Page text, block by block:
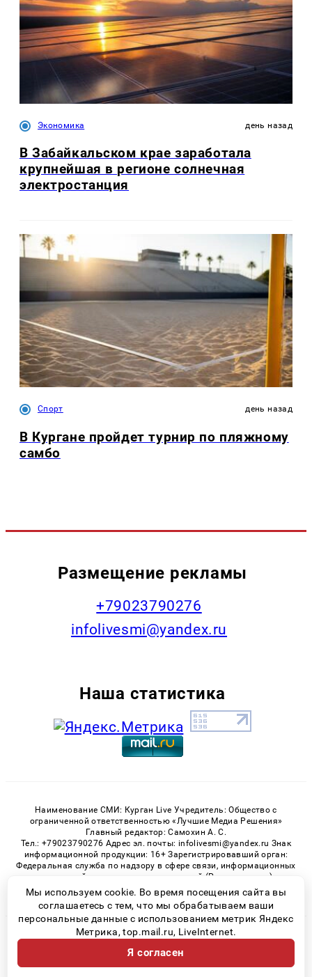
Экономика день назад
В Забайкальском крае заработала
крупнейшая в регионе солнечная
электростанция
Спорт день назад
В Кургане пройдет турнир по пляжному
самбо
Размещение рекламы
+79023790276
infolivesmi@yandex.ru
Наша статистика
Наименование СМИ: Курган Live Учредитель: Общество с
ограниченной ответственностью «Лучшие Медиа Решения»
Главный редактор: Самохин А. С.
Тел.: +79023790276 Адрес эл. почты: infolivesmi@yandex.ru Знак
информационной продукции: 16+ Зарегистрировавший орган:
Федеральная служба по надзору в сфере связи, информационных
технологий и массовых коммуникаций (Роскомнадзор)
Регистрационный номер СМИ ЭЛ № ФС 77 - 82535 от 21.01.2022
© 2026 «Kurgan-Live» | Все права защищены
Возрастная категория сайта 16+
Политика конфиденциальности
Мы используем cookie. Во время посещения сайта вы
соглашаетесь с тем, что мы обрабатываем ваши
персональные данные с использованием метрик Яндекс
Метрика, top.mail.ru, LiveInternet.
Я согласен